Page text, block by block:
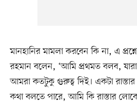
মানহানির মামলা করবেন কি না, এ
রহমান বলেন, ‘আমি প্রথমত বলব,
আমরা কতটুকু গুরুত্ব দিই। একটা
কথা বলতে পারে, আমি কি রাস্তার